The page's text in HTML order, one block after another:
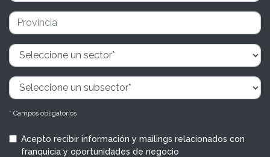
* Campos obligatorios
Acepto recibir información y mailings relacionados con
franquicia y oportunidades de negocio